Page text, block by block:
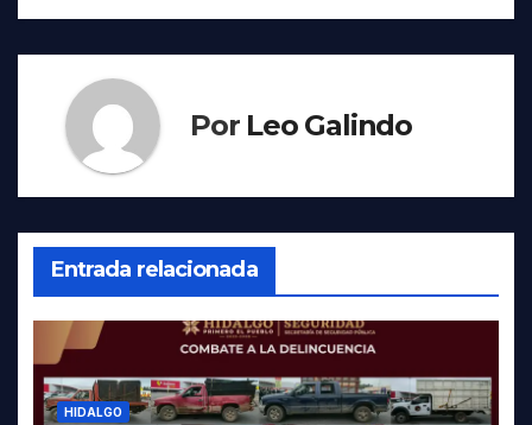
Por Leo Galindo
Entrada relacionada
HIDALGO